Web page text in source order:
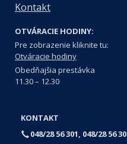
Kontakt
OTVÁRACIE HODINY:
Pre zobrazenie kliknite tu:
Otváracie hodiny
Obedňajšia prestávka
11.30 – 12.30
KONTAKT
048/28 56 301, 048/28 56